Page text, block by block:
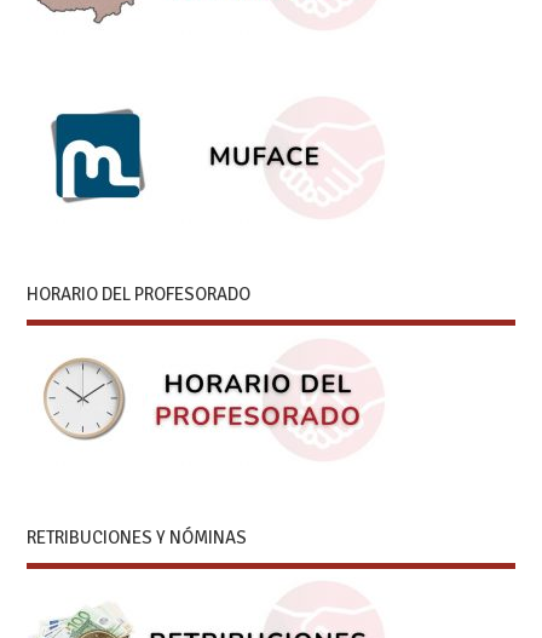
HORARIO DEL PROFESORADO
RETRIBUCIONES Y NÓMINAS